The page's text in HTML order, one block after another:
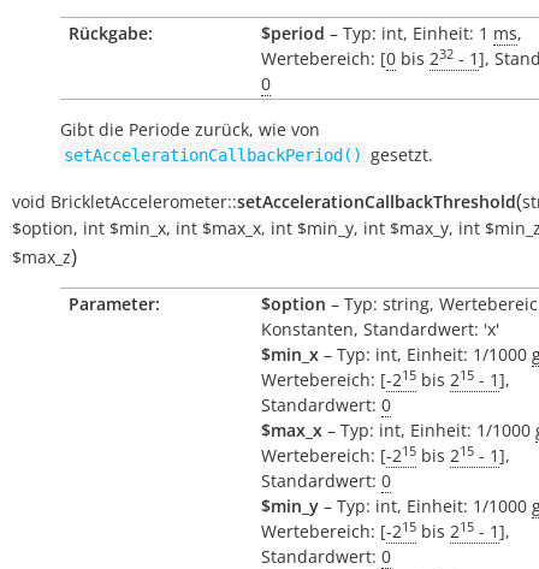
Rückgabe: $period – Typ: int, Einheit: 1 ms,
Wertebereich: [0 bis 232 - 1],
0
Gibt die Periode zurück, wie von
setAccelerationCallbackPeriod() gesetzt.
void BrickletAccelerometer::setAccelerationCallbackThreshold(
$option, int $min_x, int $max_x, int $min_y, int $max_y, int
$max_z)
Parameter: $option – Typ: string,
Konstanten, Standardwert: 'x'
$min_x – Typ: int, Einheit: 1/1000
Wertebereich: [-215 bis 215 - 1],
Standardwert: 0
$max_x – Typ: int, Einheit: 1/1000
Wertebereich: [-215 bis 215 - 1],
Standardwert: 0
$min_y – Typ: int, Einheit: 1/1000
Wertebereich: [-215 bis 215 - 1],
Standardwert: 0